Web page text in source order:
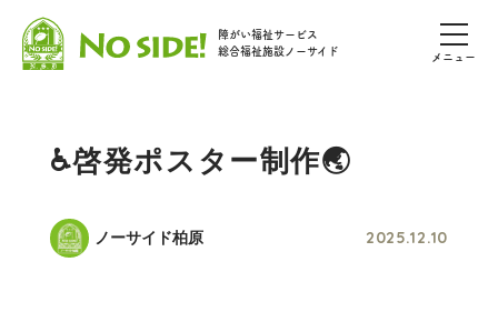
障がい福祉サービス
総合福祉施設ノーサイド
メニュー
♿啓発ポスター制作🌏️
ノーサイド柏原 2025.12.10